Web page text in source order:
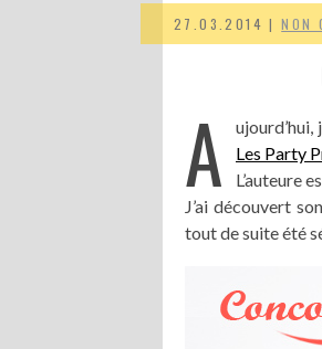
27.03.2014 |NON
A
Les Party
L’auteure
J’ai découvert
tout de suite été